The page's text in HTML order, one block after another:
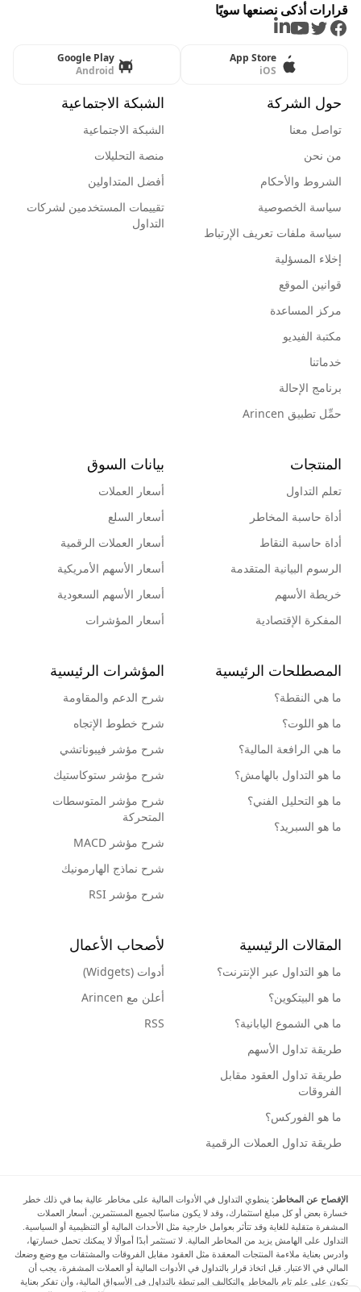
قرارات أذكى نصنعها سويًا
Facebook
Twitter
Youtube
LinkedIn
App Store
iOS
Google Play
Android
حول الشركة
تواصل معنا
من نحن
الشروط والأحكام
سياسة الخصوصية
سياسة ملفات تعريف الإرتباط
إخلاء المسؤلية
قوانين الموقع
مركز المساعدة
مكتبة الفيديو
خدماتنا
برنامج الإحالة
حمِّل تطبيق Arincen
الشبكة الاجتماعية
الشبكة الاجتماعية
منصة التحليلات
أفضل المتداولين
تقييمات المستخدمين لشركات
التداول
المنتجات
تعلم التداول
أداة حاسبة المخاطر
أداة حاسبة النقاط
الرسوم البيانية المتقدمة
خريطة الأسهم
المفكرة الإقتصادية
بيانات السوق
أسعار العملات
أسعار السلع
أسعار العملات الرقمية
أسعار الأسهم الأمريكية
أسعار الأسهم السعودية
أسعار المؤشرات
المصطلحات الرئيسية
ما هي النقطة؟
ما هو اللوت؟
ما هي الرافعة المالية؟
ما هو التداول بالهامش؟
ما هو التحليل الفني؟
ما هو السبريد؟
المؤشرات الرئيسية
شرح الدعم والمقاومة
شرح خطوط الإتجاه
شرح مؤشر فيبوناتشي
شرح مؤشر ستوكاستيك
شرح مؤشر المتوسطات
المتحركة
شرح مؤشر MACD
شرح نماذج الهارمونيك
شرح مؤشر RSI
المقالات الرئيسية
ما هو التداول عبر الإنترنت؟
ما هو البيتكوين؟
ما هي الشموع اليابانية؟
طريقة تداول الأسهم
طريقة تداول العقود مقابل
الفروقات
ما هو الفوركس؟
طريقة تداول العملات الرقمية
لأصحاب الأعمال
أدوات (Widgets)
أعلن مع Arincen
RSS
الإفصاح عن المخاطر: ينطوي التداول في الأدوات المالية على مخاطر عالية بما في ذلك خطر
خسارة بعض أو كل مبلغ استثمارك، وقد لا يكون مناسبًا لجميع المستثمرين. أسعار العملات
المشفرة متقلبة للغاية وقد تتأثر بعوامل خارجية مثل الأحداث المالية أو التنظيمية أو السياسية.
التداول على الهامش يزيد من المخاطر المالية. لا تستثمر أبدًا أموالًا لا يمكنك تحمل خسارتها،
وادرس بعناية ملاءمة المنتجات المعقدة مثل العقود مقابل الفروقات والمشتقات مع وضع وضعك
المالي في الاعتبار. قبل اتخاذ قرار بالتداول في الأدوات المالية أو العملات المشفرة، يجب أن
تكون على علم تام بالمخاطر والتكاليف المرتبطة بالتداول في الأسواق المالية، وأن تفكر بعناية